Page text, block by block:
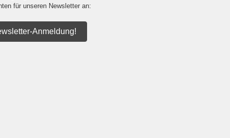
für unseren Newsletter an:
Anmeldung!